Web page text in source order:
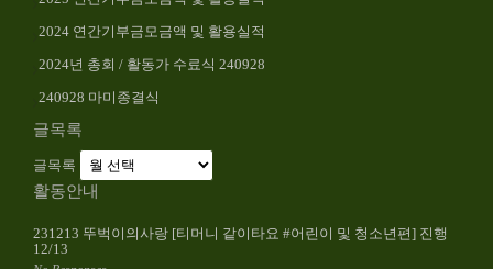
2024 연간기부금모금액 및 활용실적
2024년 총회 / 활동가 수료식 240928
240928 마미종결식
글목록
글목록
활동안내
231213 뚜벅이의사랑 [티머니 같이타요 #어린이 및 청소년편] 진행
12/13